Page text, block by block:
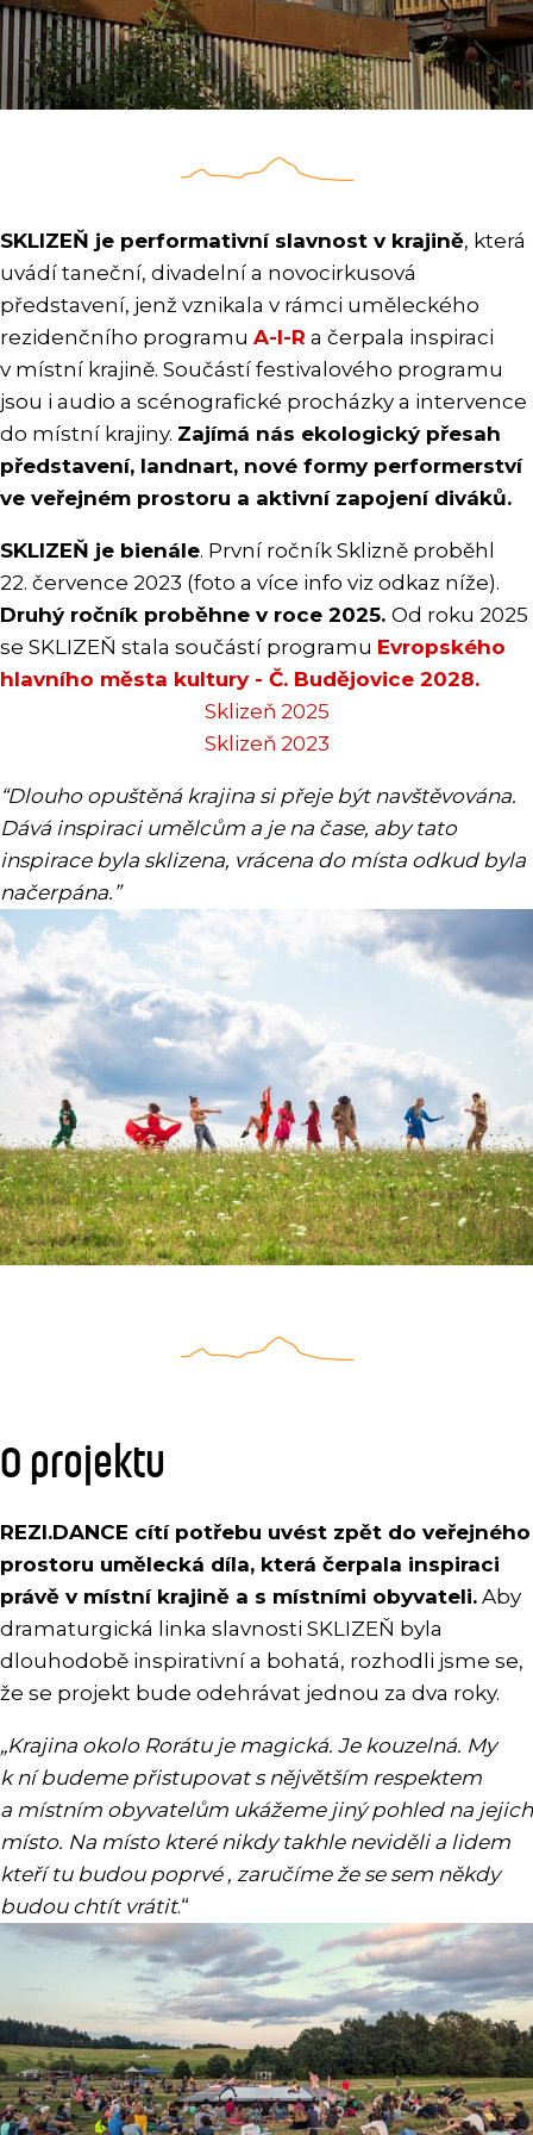
SKLIZEŇ je performativní slavnost v krajině, která
uvádí taneční, divadelní a novocirkusová
představení, jenž vznikala v rámci uměleckého
rezidenčního programu A-I-R a čerpala inspiraci
v místní krajině. Součástí festivalového programu
jsou i audio a scénografické procházky a intervence
do místní krajiny. Zajímá nás ekologický přesah
představení, landnart, nové formy performerství
ve veřejném prostoru a aktivní zapojení diváků.
SKLIZEŇ je bienále. První ročník Sklizně proběhl
22. července 2023 (foto a více info viz odkaz níže).
Druhý ročník proběhne v roce 2025. Od roku 2025
se SKLIZEŇ stala součástí programu Evropského
hlavního města kultury - Č. Budějovice 2028.
Sklizeň 2025
Sklizeň 2023
“Dlouho opuštěná krajina si přeje být navštěvována.
Dává inspiraci umělcům a je na čase, aby tato
inspirace byla sklizena, vrácena do místa odkud byla
načerpána.”
O projektu
REZI.DANCE cítí potřebu uvést zpět do veřejného
prostoru umělecká díla, která čerpala inspiraci
právě v místní krajině a s místními obyvateli. Aby
dramaturgická linka slavnosti SKLIZEŇ byla
dlouhodobě inspirativní a bohatá, rozhodli jsme se,
že se projekt bude odehrávat jednou za dva roky.
„Krajina okolo Rorátu je magická. Je kouzelná. My
k ní budeme přistupovat s nějvětším respektem
a místním obyvatelům ukážeme jiný pohled na jejich
místo. Na místo které nikdy takhle neviděli a lidem
kteří tu budou poprvé , zaručíme že se sem někdy
budou chtít vrátit.“